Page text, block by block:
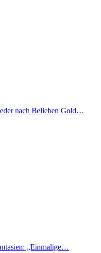
nach Belieben Gold…
„Einmalige…